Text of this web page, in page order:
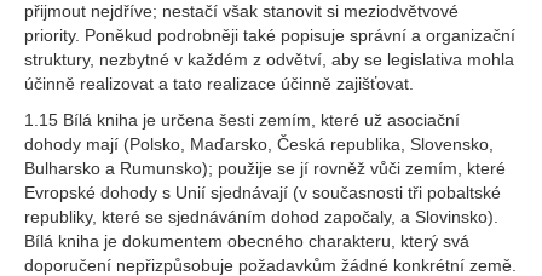
přijmout nejdříve; nestačí však stanovit si meziodvětvové
priority. Poněkud podrobněji také popisuje správní a organizační
struktury, nezbytné v každém z odvětví, aby se legislativa mohla
účinně realizovat a tato realizace účinně zajišťovat.
1.15 Bílá kniha je určena šesti zemím, které už asociační
dohody mají (Polsko, Maďarsko, Česká republika, Slovensko,
Bulharsko a Rumunsko); použije se jí rovněž vůči zemím, které
Evropské dohody s Unií sjednávají (v současnosti tři pobaltské
republiky, které se sjednáváním dohod započaly, a Slovinsko).
Bílá kniha je dokumentem obecného charakteru, který svá
doporučení nepřizpůsobuje požadavkům žádné konkrétní země.